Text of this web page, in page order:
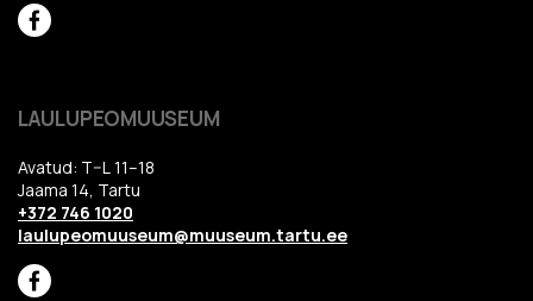
LAULUPEOMUUSEUM
Avatud: T–L 11–18
Jaama 14, Tartu
+372 746 1020
laulupeomuuseum@muuseum.tartu.ee